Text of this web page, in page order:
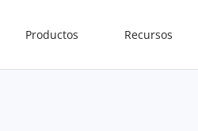
Productos Recursos